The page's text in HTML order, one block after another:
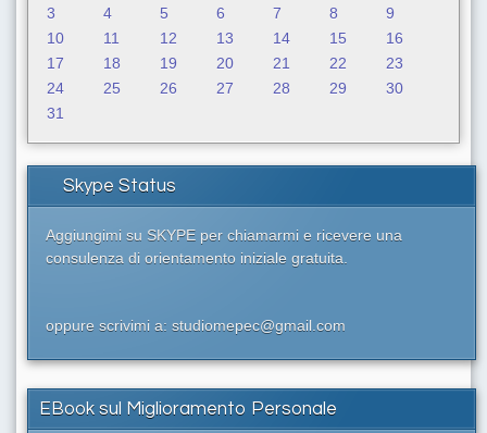
3
4 5 6 7 8
9
10
11 12 13 14 15
16
17
18 19 20 21 22
23
24
25 26 27 28 29
30
31
Skype Status
Aggiungimi su SKYPE per chiamarmi e ricevere una
consulenza di orientamento iniziale gratuita.
oppure scrivimi a: studiomepec@gmail.com
EBook sul Miglioramento Personale